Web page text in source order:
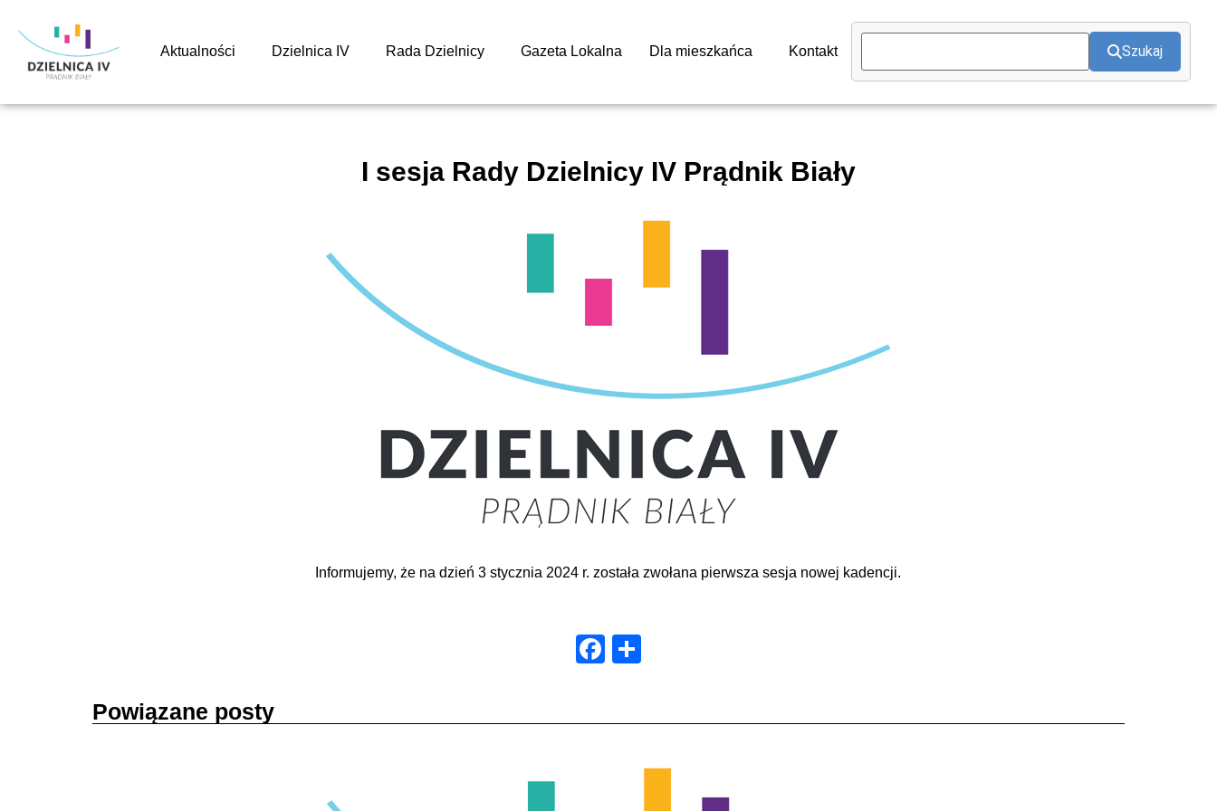
Aktualności Dzielnica IV Rada Dzielnicy Gazeta Lokalna Dla mieszkańca Kontakt Szukaj
I sesja Rady Dzielnicy IV Prądnik Biały
Informujemy, że na dzień 3 stycznia 2024 r. została zwołana pierwsza sesja nowej kadencji.
Facebook
Powiązane posty